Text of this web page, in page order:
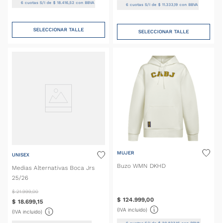
6 cuotas S/I de$ 18.416,52 con BBVA
SELECCIONAR TALLE
6cuotas S/I de $ 11.333,19con BBVA
SELECCIONAR TALLE
UNISEX
Medias Alternativas Boca Jrs
25/26
$ 21.999,00
$ 18.699,15
(IVA incluido)
MUJER
Buzo WMN DKHD
$ 124.999,00
(IVA incluido)